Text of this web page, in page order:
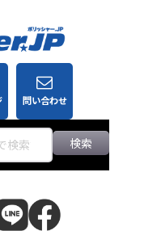
問い合わせ
検索